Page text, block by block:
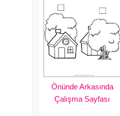
Önünde Arkasında
Çalışma Sayfası